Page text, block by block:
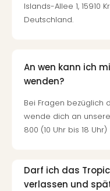
Islands-Allee 1, 15910
Deutschland.
An wen kann ich
wenden?
Bei Fragen bezüglich
wende dich an
800 (10 Uhr bis 18 Uhr)
Darf ich das
verlassen und